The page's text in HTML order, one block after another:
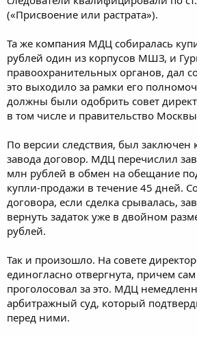
(«Присвоение или растрата»).
Та же компания МДЦ собиралась
рублей один из корпусов МШЗ, и
правоохранительных органов, дал
это выходило за рамки его
должны были одобрить совет
в том числе и правительство
По версии следствия, был заключен
завода договор. МДЦ перечислил
млн рублей в обмен на обещание
купли-продажи в течение 45 дней.
договора, если сделка срывалась,
вернуть задаток уже в двойном
рублей.
Так и произошло. На совете
единогласно отвергнута, причем
проголосовал за это. МДЦ
арбитражный суд, который
перед ними.